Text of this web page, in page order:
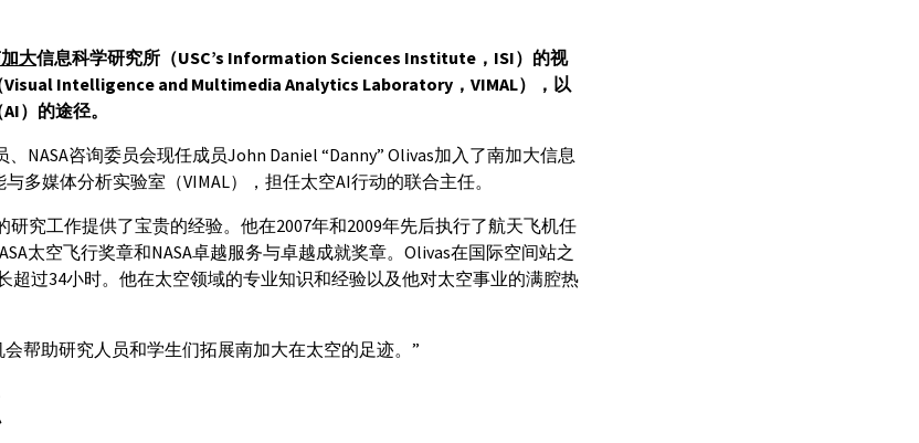
大信息科学研究所（USC’s Information Sciences Institute，ISI）的视
Intelligence and Multimedia Analytics Laboratory，VIMAL），以
）的途径。
NASA咨询委员会现任成员John Daniel “Danny” Olivas加入了南加大信息
多媒体分析实验室（VIMAL），担任太空AI行动的联合主任。
研究工作提供了宝贵的经验。他在2007年和2009年先后执行了航天飞机任
太空飞行奖章和NASA卓越服务与卓越成就奖章。Olivas在国际空间站之
超过34小时。他在太空领域的专业知识和经验以及他对太空事业的满腔热
帮助研究人员和学生们拓展南加大在太空的足迹。”